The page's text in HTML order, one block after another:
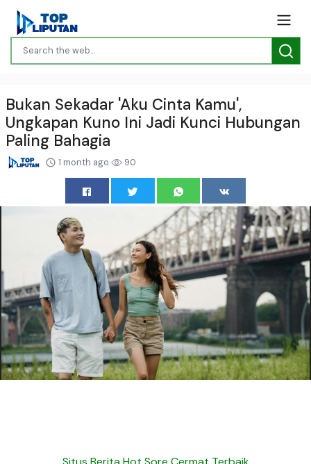
Bukan Sekadar 'Aku Cinta Kamu',
Ungkapan Kuno Ini Jadi Kunci Hubungan
Paling Bahagia
1 month ago 90